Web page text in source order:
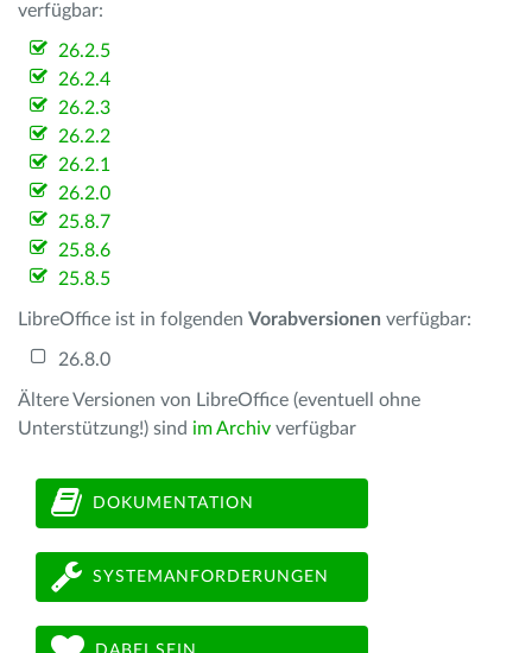
verfügbar:
26.2.5
26.2.4
26.2.3
26.2.2
26.2.1
26.2.0
25.8.7
25.8.6
25.8.5
LibreOffice ist in folgenden Vorabversionen verfügbar:
26.8.0
Ältere Versionen von LibreOffice (eventuell ohne
Unterstützung!) sind im Archiv verfügbar
DOKUMENTATION
SYSTEMANFORDERUNGEN